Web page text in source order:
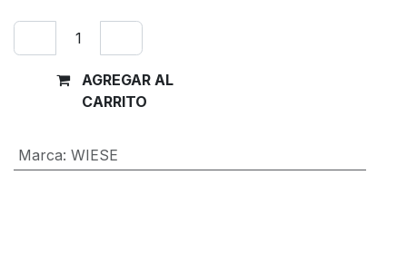
AGREGAR AL
CARRITO
Marca: WIESE